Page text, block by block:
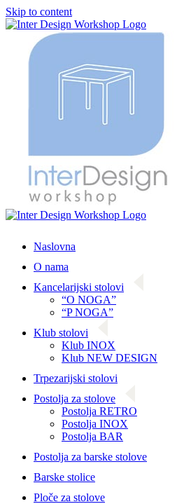
Skip to content
Naslovna
O nama
Kancelarijski stolovi
“O NOGA”
“P NOGA”
Klub stolovi
Klub INOX
Klub NEW DESIGN
Trpezarijski stolovi
Postolja za stolove
Postolja RETRO
Postolja INOX
Postolja BAR
Postolja za barske stolove
Barske stolice
Ploče za stolove